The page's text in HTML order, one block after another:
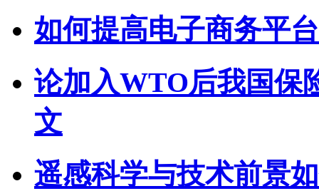
如何提高电子商务平
论加入WTO后我国保
文
遥感科学与技术前景